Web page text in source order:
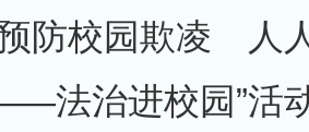
防校园欺凌 人
法治进校园”活